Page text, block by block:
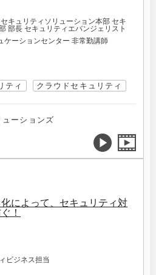
キュリティソリューション本部 セキ
部長 セキュリティエバンジェリスト
ケーションセンター 非常勤講師
ティ クラウドセキュリティ
ーションズ
によって、セキュリティ対
！
ビジネス担当